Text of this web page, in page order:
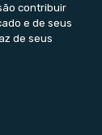
contribuir
e de seus
de seus